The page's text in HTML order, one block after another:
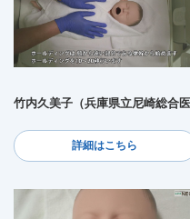
竹内久美子（兵庫県立尼崎総合医
詳細はこちら